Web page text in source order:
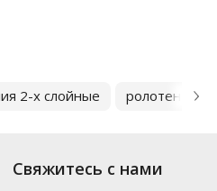
2-х слойные ролотенца
Свяжитесь с нами